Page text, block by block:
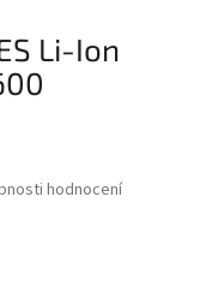
Li-Ion
hodnocení